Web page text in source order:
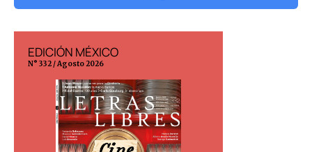
EDICIÓN MÉXICO
N° 332 / Agosto 2026